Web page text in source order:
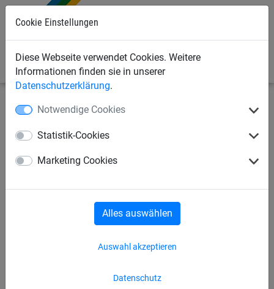
Cookie Einstellungen
Diese Webseite verwendet Cookies. Weitere
Informationen finden sie in unserer
Datenschutzerklärung.
Notwendige Cookies
Statistik-Cookies
Marketing Cookies
Datenschutz
Auswahl akzeptieren
Alles auswählen
Sportnetze Seile/Taue/Leinen
Prellball-Gurtband für 2er
Prellball